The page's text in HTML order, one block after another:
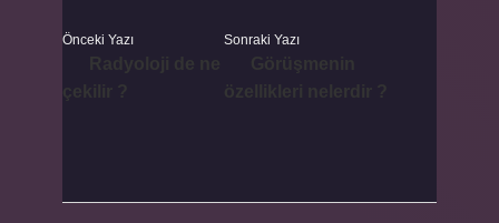
Önceki Yazı Sonraki Yazı